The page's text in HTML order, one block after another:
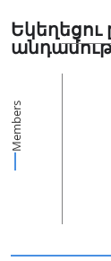
Եկեղեցու
Members